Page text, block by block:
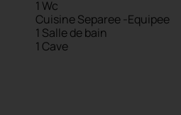
1 Wc
Cuisine Separee -Equipee
1 Salle de bain
1 Cave